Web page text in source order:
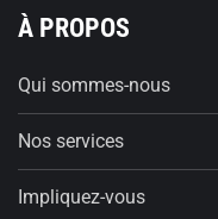
À PROPOS
Qui sommes-nous
Nos services
Impliquez-vous